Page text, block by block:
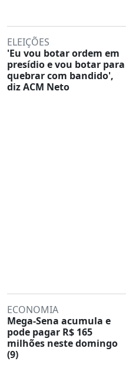
ELEIÇÕES
'Eu vou botar ordem em
presídio e vou botar para
quebrar com bandido',
diz ACM Neto
ECONOMIA
Mega-Sena acumula e
pode pagar R$ 165
milhões neste domingo
(9)